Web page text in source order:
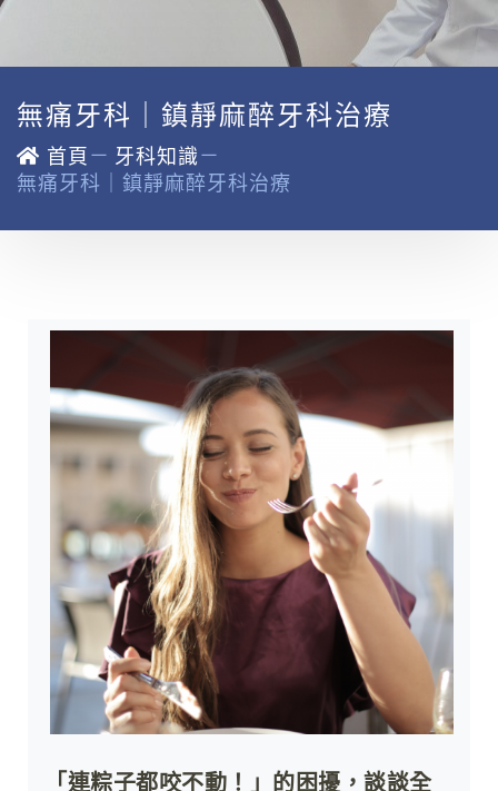
無痛牙科｜鎮靜麻醉牙科治療
首頁－ 牙科知識－
無痛牙科｜鎮靜麻醉牙科治療
「連粽子都咬不動！」的困擾，談談全